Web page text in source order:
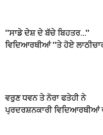
''ਸਾਡੇ ਦੇਸ਼ ਦੇ ਬੱਚੇ ਬਿਹਤਰ...''
ਵਿਦਿਆਰਥੀਆਂ ''ਤੇ ਹੋਏ
ਵਰੁਣ ਧਵਨ ਤੇ ਨੋਰਾ ਫਤੇਹੀ ਨੇ
ਪ੍ਰਦਰਸ਼ਨਕਾਰੀ ਵਿਦਿਆਰਥੀਆਂ